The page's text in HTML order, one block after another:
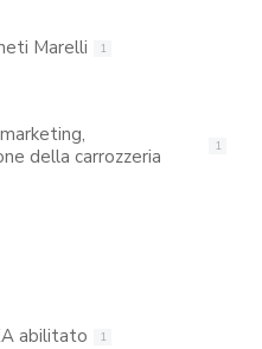
Marelli 1
della carrozzeria
1
abilitato 1